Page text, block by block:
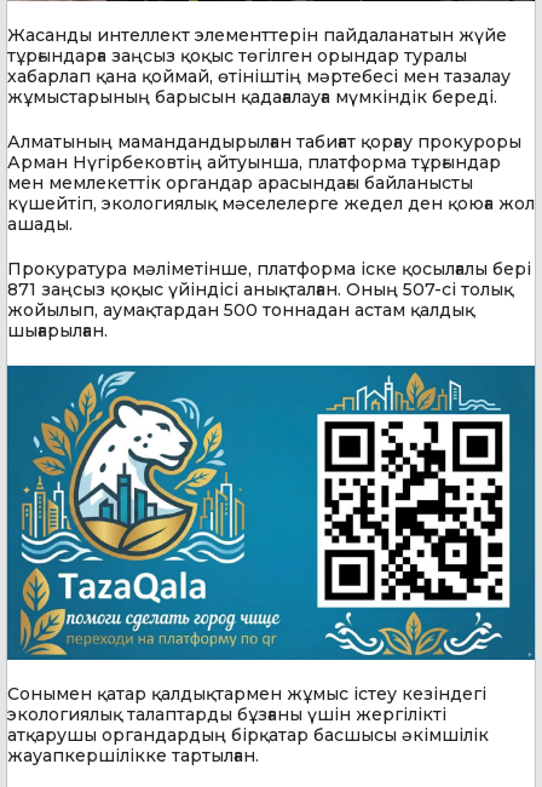
Жасанды интеллект элементтерін пайдаланатын жүйе
тұрғындарға заңсыз қоқыс төгілген орындар туралы
хабарлап қана қоймай, өтініштің мәртебесі мен тазалау
жұмыстарының барысын қадағалауға мүмкіндік береді.
Алматының мамандандырылған табиғат қорғау прокуроры
Арман Нүгірбековтің айтуынша, платформа тұрғындар
мен мемлекеттік органдар арасындағы байланысты
күшейтіп, экологиялық мәселелерге жедел ден қоюға жол
ашады.
Прокуратура мәліметінше, платформа іске қосылғалы бері
871 заңсыз қоқыс үйіндісі анықталған. Оның 507-сі толық
жойылып, аумақтардан 500 тоннадан астам қалдық
шығарылған.
Сонымен қатар қалдықтармен жұмыс істеу кезіндегі
экологиялық талаптарды бұзғаны үшін жергілікті
атқарушы органдардың бірқатар басшысы әкімшілік
жауапкершілікке тартылған.